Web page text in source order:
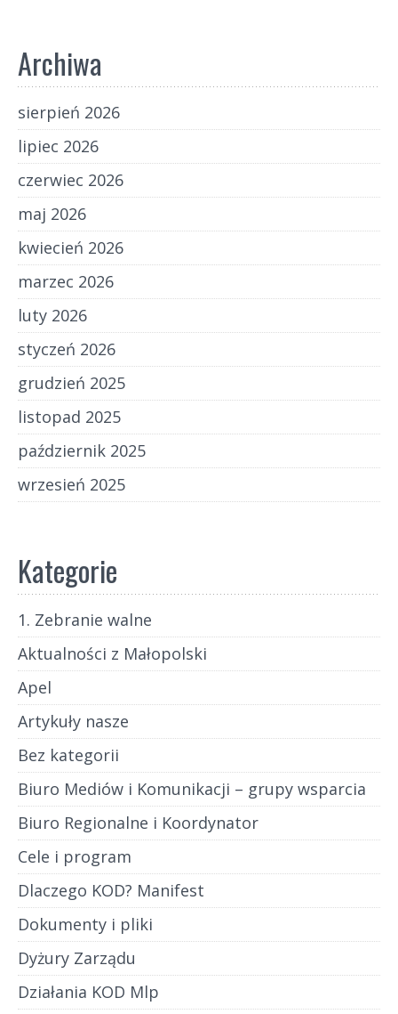
Archiwa
sierpień 2026
lipiec 2026
czerwiec 2026
maj 2026
kwiecień 2026
marzec 2026
luty 2026
styczeń 2026
grudzień 2025
listopad 2025
październik 2025
wrzesień 2025
Kategorie
1. Zebranie walne
Aktualności z Małopolski
Apel
Artykuły nasze
Bez kategorii
Biuro Mediów i Komunikacji – grupy wsparcia
Biuro Regionalne i Koordynator
Cele i program
Dlaczego KOD? Manifest
Dokumenty i pliki
Dyżury Zarządu
Działania KOD Mlp